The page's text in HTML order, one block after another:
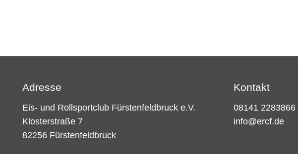
Adresse
Eis- und Rollsportclub Fürstenfeldbruck e.V.
Klosterstraße 7
82256 Fürstenfeldbruck
Kontakt
08141 2283866
info@ercf.de